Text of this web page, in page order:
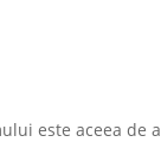
este aceea de a